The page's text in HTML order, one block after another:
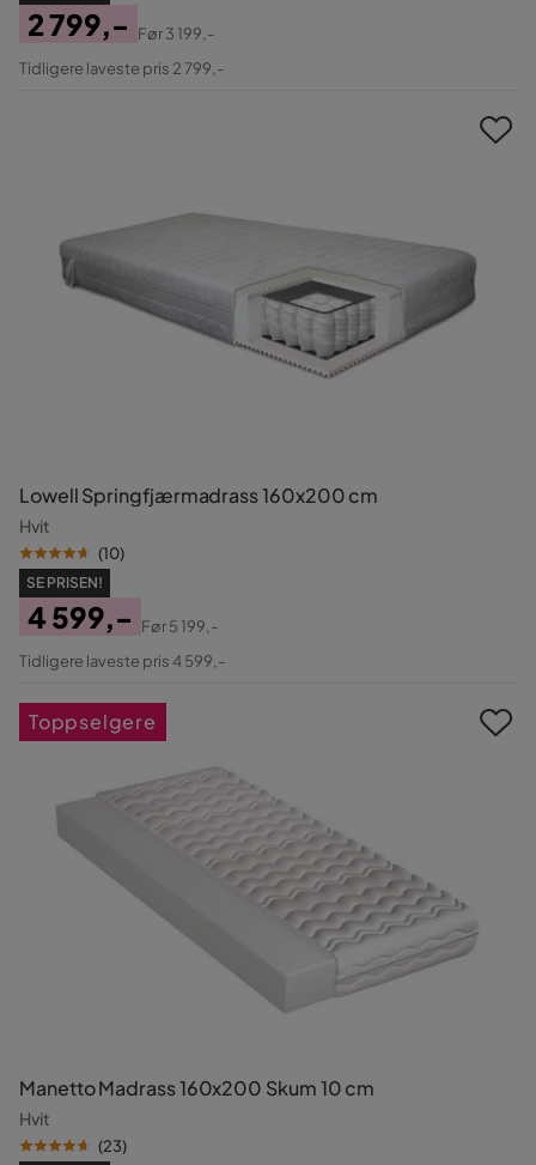
Pris
2 799,-
Original
Før3 199,-
Tidligere laveste pris 2 799,-
Lowell Springfjærmadrass 160x200 cm
Hvit
(10)
SE PRISEN!
Pris
4 599,-
Original
Før5 199,-
Tidligere laveste pris 4 599,-
Manetto Madrass 160x200 Skum 10 cm
Hvit
(23)
Toppselgere